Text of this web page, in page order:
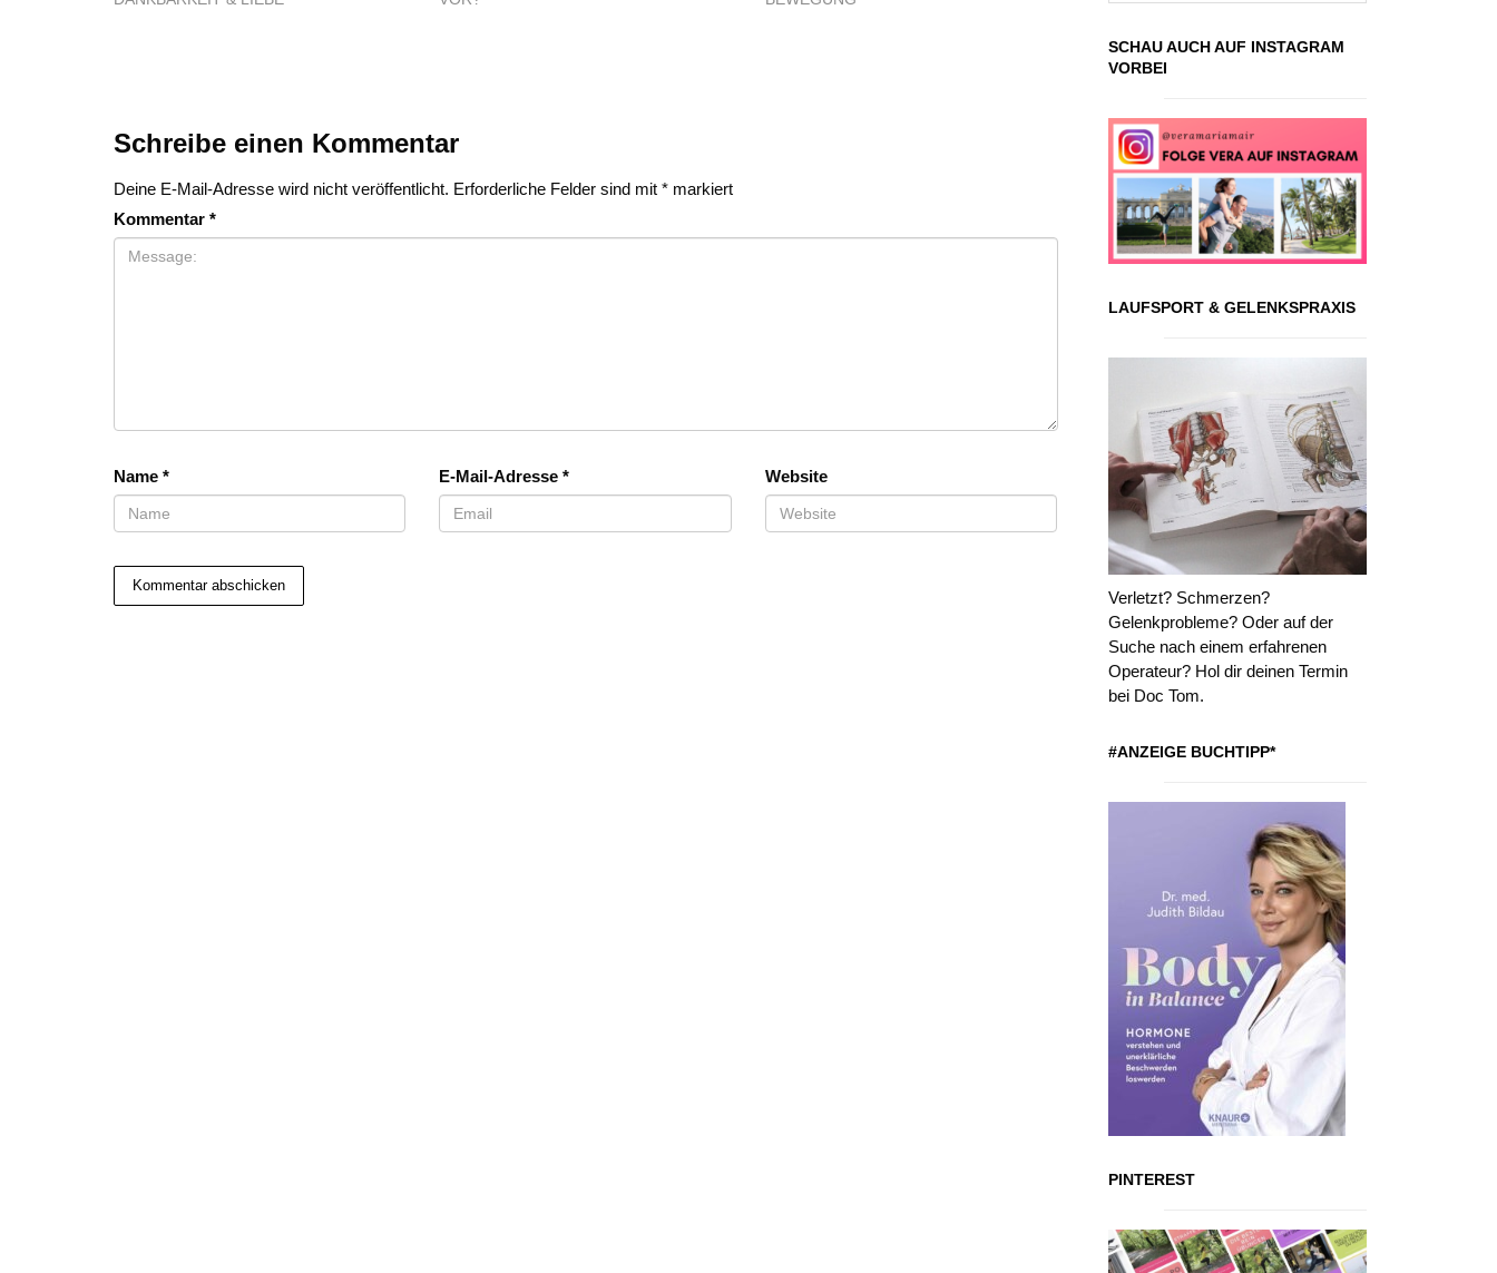
Schreibe einen Kommentar
Deine E-Mail-Adresse wird nicht veröffentlicht. Erforderliche Felder sind mit * markiert
Kommentar *
Name * E-Mail-Adresse* Website
SCHAU AUCH AUF INSTAGRAM
VORBEI
LAUFSPORT & GELENKSPRAXIS
Verletzt? Schmerzen?
Gelenkprobleme? Oder auf der
Suche nach einem erfahrenen
Operateur? Hol dir deinen Termin
bei Doc Tom.
#ANZEIGE BUCHTIPP*
PINTEREST